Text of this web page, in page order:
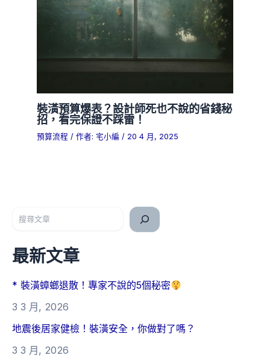
裝潢預算爆表？設計師死也不說的省錢秘
招，看完保證不踩雷！
預算流程 / 作者: 宅小編/ 20 4 月, 2025
最新文章
* 裝潢蟑螂退散！專家不說的5個秘密
3 3 月, 2026
地震後居家健檢！裝潢安全，你做對了嗎？
3 3 月, 2026